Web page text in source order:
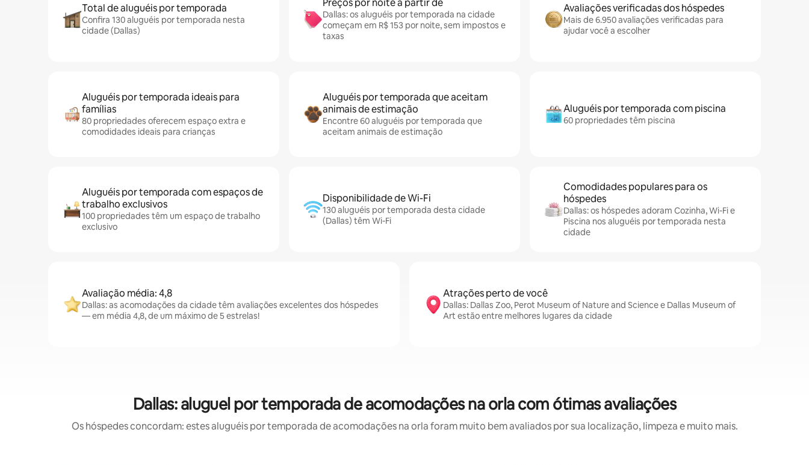
Total de aluguéis por temporada
Confira 130 aluguéis por temporada nesta
cidade (Dallas)
Preços por noite a partir de
Dallas: os aluguéis por temporada na cidade
começam em R$ 153 por noite, sem impostos e
taxas
Avaliações verificadas dos hóspedes
Mais de 6.950 avaliações verificadas para
ajudar você a escolher
Aluguéis por temporada ideais para
famílias
80 propriedades oferecem espaço extra e
comodidades ideais para crianças
Aluguéis por temporada que aceitam
animais de estimação
Encontre 60 aluguéis por temporada que
aceitam animais de estimação
Aluguéis por temporada com piscina
60 propriedades têm piscina
Aluguéis por temporada com espaços de
trabalho exclusivos
100 propriedades têm um espaço de trabalho
exclusivo
Disponibilidade de Wi-Fi
130 aluguéis por temporada desta cidade
(Dallas) têm Wi-Fi
Comodidades populares para os
hóspedes
Dallas: os hóspedes adoram Cozinha, Wi-Fi e
Piscina nos aluguéis por temporada nesta
cidade
Avaliação média: 4,8
Dallas: as acomodações da cidade têm avaliações excelentes dos hóspedes
— em média 4,8, de um máximo de 5 estrelas!
Atrações perto de você
Dallas: Dallas Zoo, Perot Museum of Nature and Science e Dallas Museum of
Art estão entre melhores lugares da cidade
Dallas: aluguel por temporada de acomodações na orla com ótimas avaliações
Os hóspedes concordam: estes aluguéis por temporada de acomodações na orla foram muito bem avaliados por sua localização, limpeza e muito mais.